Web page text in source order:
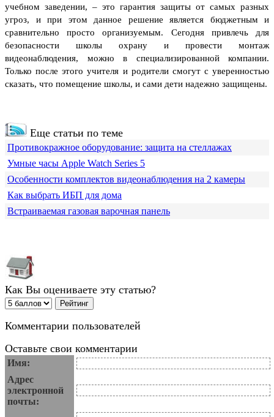
учебном заведении, – это гарантия защиты от самых разных
угроз, и при этом данное решение является бюджетным и
сравнительно просто организуемым. Сегодня привлечь для
безопасности школы охрану и провести монтаж
видеонаблюдения, можно в специализированной компании.
Только после этого учителя и родители смогут с уверенностью
сказать, что помещение школы, и сами дети надежно защищены.
Еще статьи по теме
Противокражное оборудование: защита на стеллажах
Умные часы Apple Watch Series 5
Особенности комплектов видеонаблюдения на 2 камеры
Как выбрать ИБП для дома
Встраиваемая газовая варочная панель
Как Вы оцениваете эту статью?
Комментарии пользователей
Оставьте свои комментарии
Имя:
Адрес
электронной
почты: